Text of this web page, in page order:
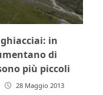
in
di
più piccoli
28 Maggio 2013